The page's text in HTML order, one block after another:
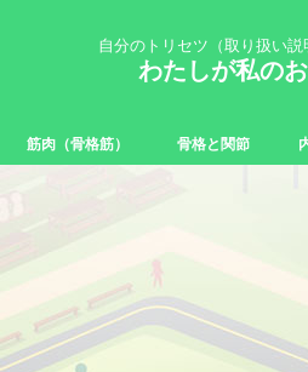
自分のトリセツ（取り扱い
わたしが私の
筋肉（骨格筋） 骨格と関節